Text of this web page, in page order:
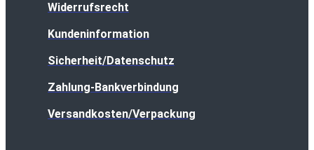
Widerrufsrecht
Kundeninformation
Sicherheit/Datenschutz
Zahlung-Bankverbindung
Versandkosten/Verpackung